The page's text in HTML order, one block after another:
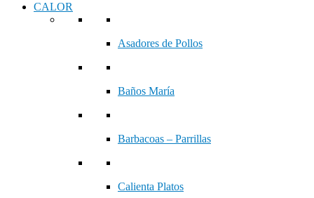
CALOR
Asadores de Pollos
Baños María
Barbacoas – Parrillas
Calienta Platos